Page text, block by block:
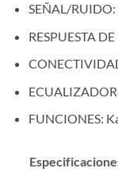
SEÑAL/RUIDO:
RESPUESTA
FUNCIONES: